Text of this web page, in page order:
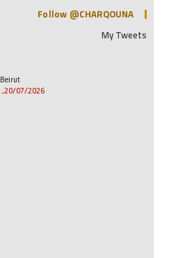
Follow @CHARQOUNA
My Tweets
Beirut
20/07/2026, 3:41 ص